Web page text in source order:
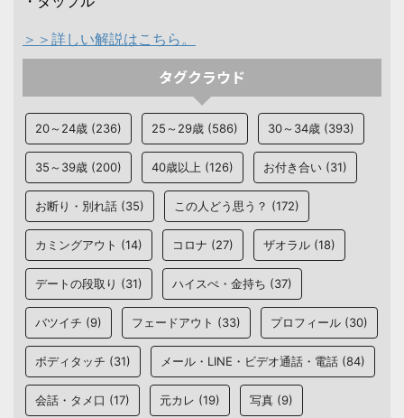
＞＞詳しい解説はこちら。
タグクラウド
20～24歳 (236) 25～29歳 (586) 30～34歳 (393)
35～39歳 (200) 40歳以上 (126) お付き合い (31)
お断り・別れ話 (35) この人どう思う？ (172)
カミングアウト (14) コロナ (27) ザオラル (18)
デートの段取り (31) ハイスぺ・金持ち (37)
バツイチ (9) フェードアウト (33) プロフィール (30)
ボディタッチ (31) メール・LINE・ビデオ通話・電話 (84)
会話・タメ口 (17) 元カレ (19) 写真 (9)